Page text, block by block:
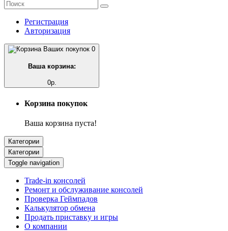
Регистрация
Авторизация
0
Ваша корзина:
0р.
Корзина покупок
Ваша корзина пуста!
Категории
Категории
Toggle navigation
Trade-in консолей
Ремонт и обслуживание консолей
Проверка Геймпадов
Калькулятор обмена
Продать приставку и игры
О компании